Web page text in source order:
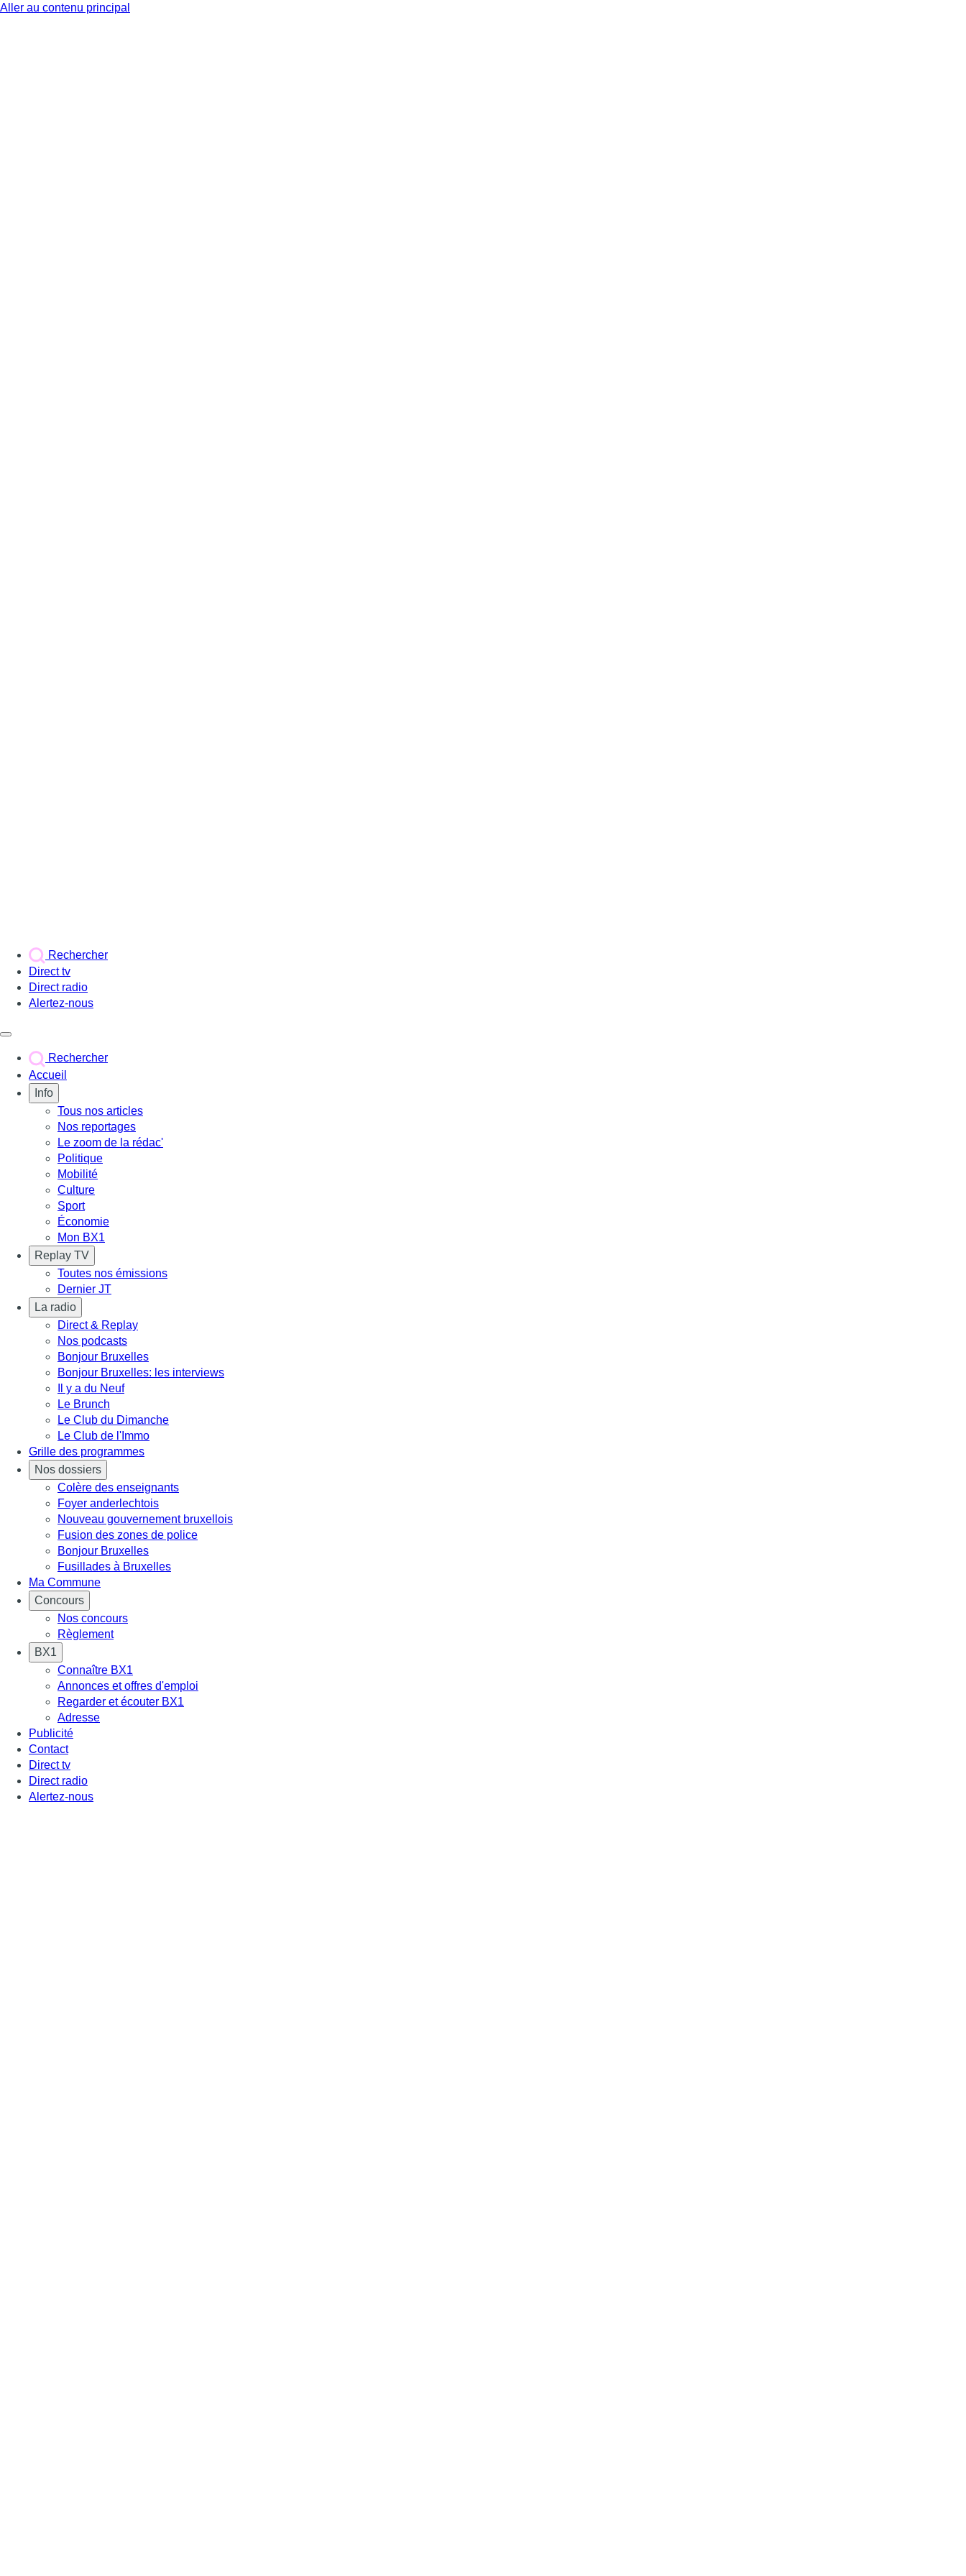
Aller au contenu principal
Rechercher
Direct tv
Direct radio
Alertez-nous
Rechercher
Accueil
Info
Tous nos articles
Nos reportages
Le zoom de la rédac'
Politique
Mobilité
Culture
Sport
Économie
Mon BX1
Replay TV
Toutes nos émissions
Dernier JT
La radio
Direct & Replay
Nos podcasts
Bonjour Bruxelles
Bonjour Bruxelles: les interviews
Il y a du Neuf
Le Brunch
Le Club du Dimanche
Le Club de l'Immo
Grille des programmes
Nos dossiers
Colère des enseignants
Foyer anderlechtois
Nouveau gouvernement bruxellois
Fusion des zones de police
Bonjour Bruxelles
Fusillades à Bruxelles
Ma Commune
Concours
Nos concours
Règlement
BX1
Connaître BX1
Annonces et offres d'emploi
Regarder et écouter BX1
Adresse
Publicité
Contact
Direct tv
Direct radio
Alertez-nous